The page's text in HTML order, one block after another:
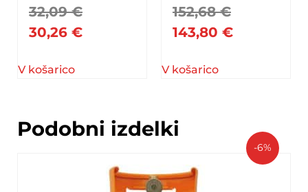
32,09€
30,26€
V košarico
152,68€
143,80 €
V košarico
Podobni izdelki
-6%